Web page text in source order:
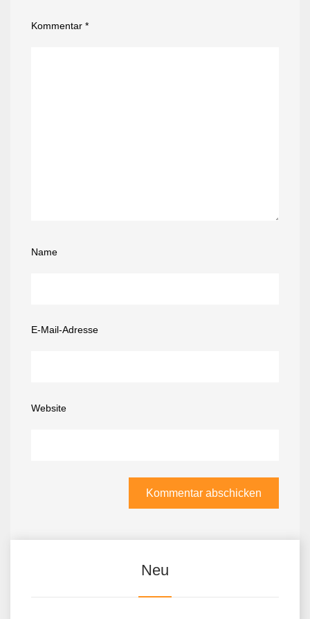
Kommentar *
Name
E-Mail-Adresse
Website
Neu